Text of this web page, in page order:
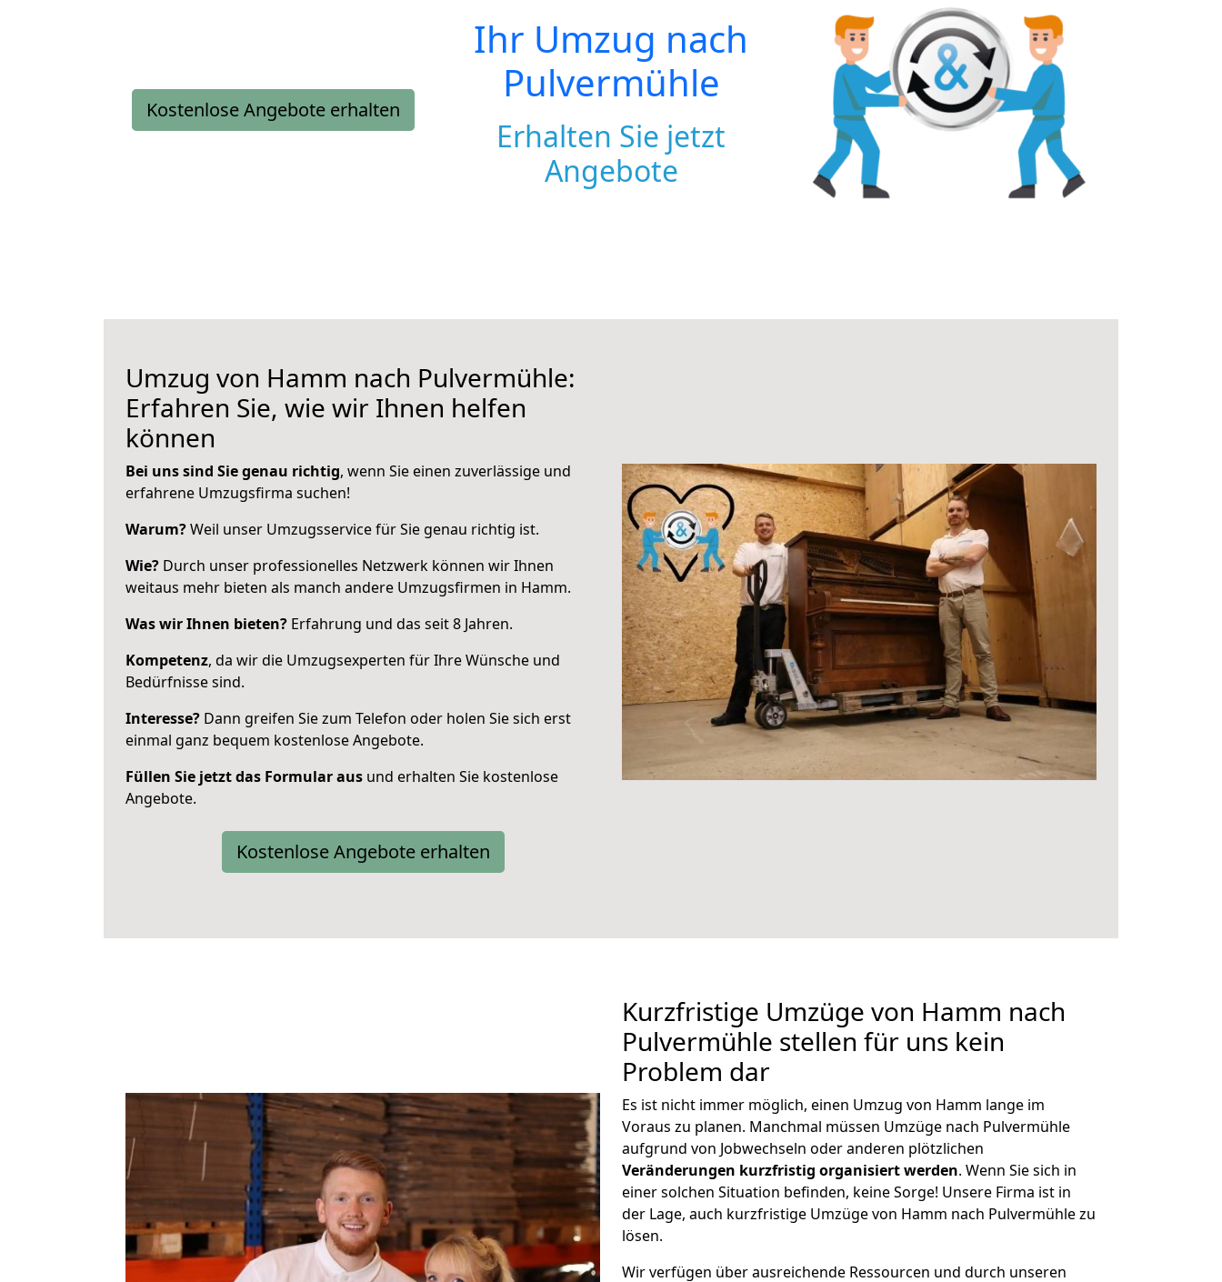
Kostenlose Angebote erhalten
Ihr Umzug nach
Pulvermühle
Erhalten Sie jetzt
Angebote
Umzug von Hamm nach Pulvermühle:
Erfahren Sie, wie wir Ihnen helfen
können
Bei uns sind Sie genau richtig, wenn Sie einen zuverlässige und
erfahrene Umzugsfirma suchen!
Warum?Weil unser Umzugsservice für Sie genau richtig ist.
Wie? Durch unser professionelles Netzwerk können wir Ihnen
weitaus mehr bieten als manch andere Umzugsfirmen in Hamm.
Was wir Ihnen bieten? Erfahrung und das seit 8 Jahren.
Kompetenz, da wir die Umzugsexperten für Ihre Wünsche und
Bedürfnisse sind.
Interesse? Dann greifen Sie zum Telefon oder holen Sie sich erst
einmal ganz bequem kostenlose Angebote.
Füllen Sie jetzt das Formular aus und erhalten Sie kostenlose
Angebote.
Kostenlose Angebote erhalten
Kurzfristige Umzüge von Hamm nach
Pulvermühle stellen für uns kein
Problem dar
Es ist nicht immer möglich, einen Umzug von Hamm lange im
Voraus zu planen. Manchmal müssen Umzüge nach Pulvermühle
aufgrund von Jobwechseln oder anderen plötzlichen
Veränderungen kurzfristig organisiert werden. Wenn Sie sich in
einer solchen Situation befinden, keine Sorge! Unsere Firma ist in
der Lage, auch kurzfristige Umzüge von Hamm nach Pulvermühle zu
lösen.
Wir verfügen über ausreichende Ressourcen und durch unseren